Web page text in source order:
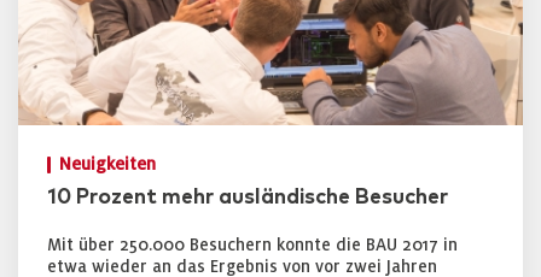
Neuigkeiten
10 Prozent mehr ausländische Besucher
Mit über 250.000 Besuchern konnte die BAU 2017 in
etwa wieder an das Ergebnis von vor zwei Jahren